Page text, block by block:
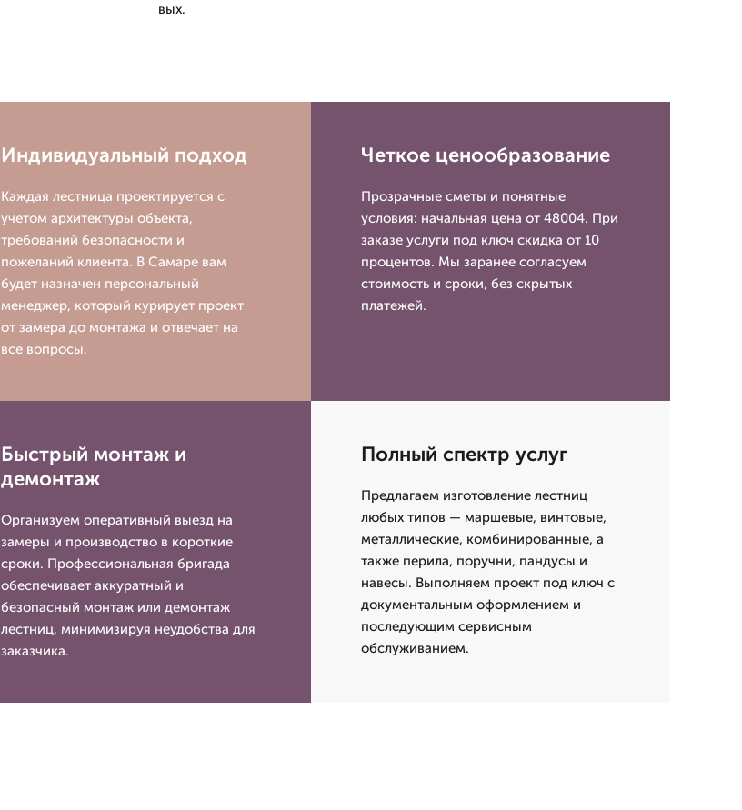
вых.
Индивидуальный подход
Каждая лестница проектируется с
учетом архитектуры объекта,
требований безопасности и
пожеланий клиента. В Самаре вам
будет назначен персональный
менеджер, который курирует проект
от замера до монтажа и отвечает на
все вопросы.
Четкое ценообразование
Прозрачные сметы и понятные
условия: начальная цена от 48004. При
заказе услуги под ключ скидка от 10
процентов. Мы заранее согласуем
стоимость и сроки, без скрытых
платежей.
Быстрый монтаж и
демонтаж
Организуем оперативный выезд на
замеры и производство в короткие
сроки. Профессиональная бригада
обеспечивает аккуратный и
безопасный монтаж или демонтаж
лестниц, минимизируя неудобства для
заказчика.
Полный спектр услуг
Предлагаем изготовление лестниц
любых типов — маршевые, винтовые,
металлические, комбинированные, а
также перила, поручни, пандусы и
навесы. Выполняем проект под ключ с
документальным оформлением и
последующим сервисным
обслуживанием.